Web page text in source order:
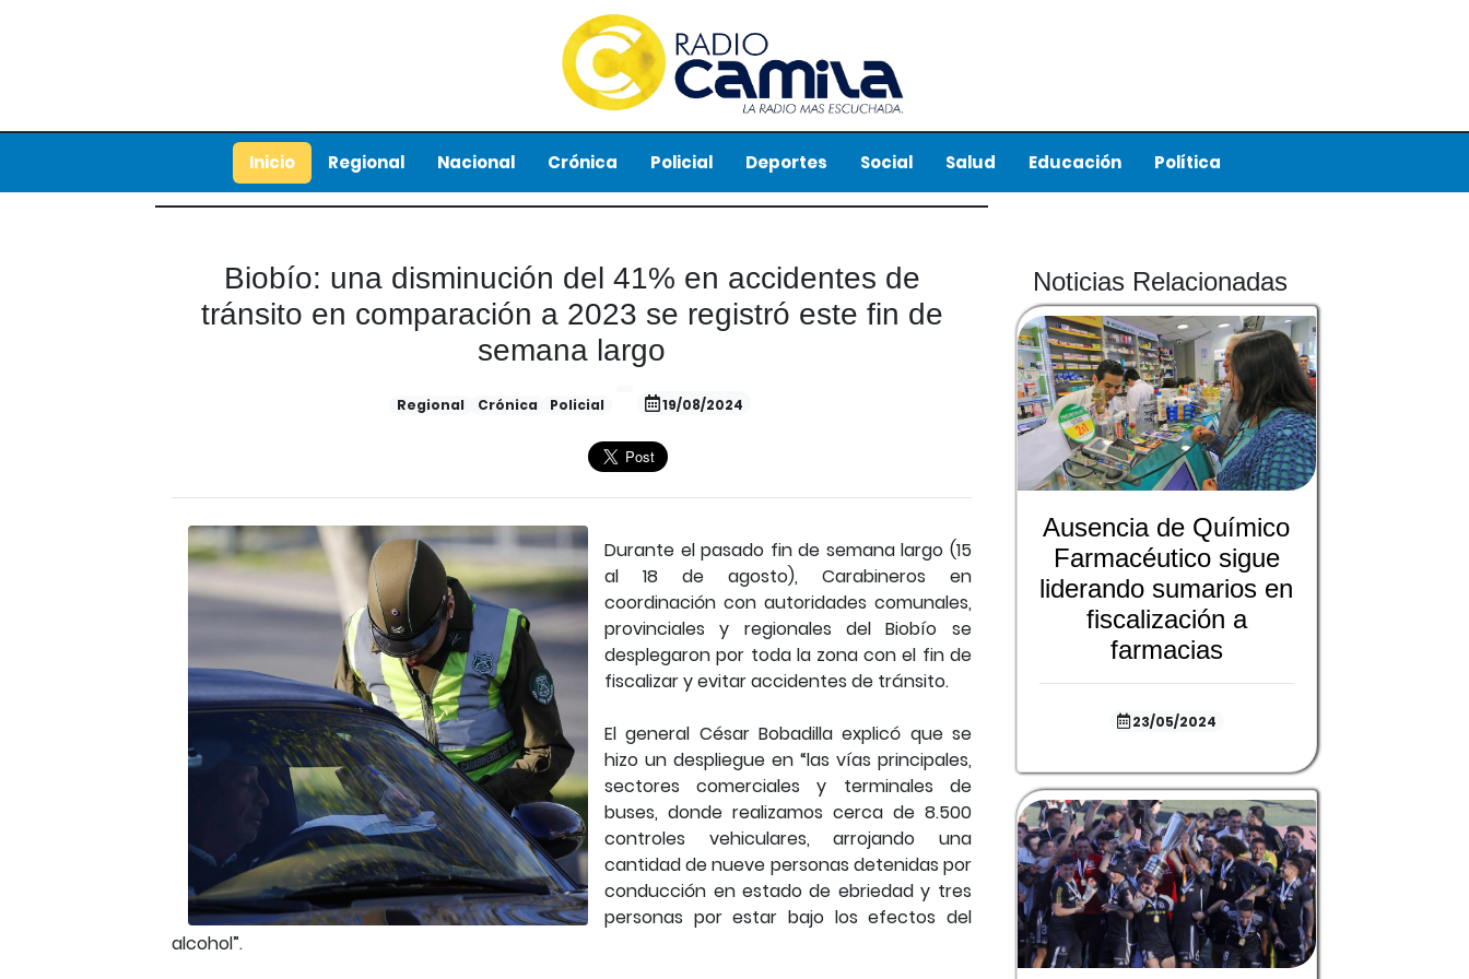
Inicio Regional Nacional Crónica Policial Deportes Social Salud Educación Política
Biobío: una disminución del 41% en accidentes de
tránsito en comparación a 2023 se registró este fin de
semana largo
Regional Crónica Policial 19/08/2024
Durante el pasado fin de semana largo (15
al 18 de agosto), Carabineros en
coordinación con autoridades comunales,
provinciales y regionales del Biobío se
desplegaron por toda la zona con el fin de
fiscalizar y evitar accidentes de tránsito.
El general César Bobadilla explicó que se
hizo un despliegue en “las vías principales,
sectores comerciales y terminales de
buses, donde realizamos cerca de 8.500
controles vehiculares, arrojando una
cantidad de nueve personas detenidas por
conducción en estado de ebriedad y tres
personas por estar bajo los efectos del
alcohol”.
Noticias Relacionadas
Ausencia de Químico
Farmacéutico sigue
liderando sumarios en
fiscalización a
farmacias
23/05/2024